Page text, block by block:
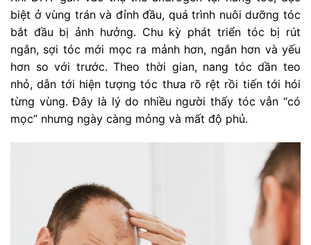
biệt ở vùng trán và đỉnh đầu, quá trình nuôi dưỡng tóc
bắt đầu bị ảnh hưởng. Chu kỳ phát triển tóc bị rút
ngắn, sợi tóc mới mọc ra mảnh hơn, ngắn hơn và yếu
hơn so với trước. Theo thời gian, nang tóc dần teo
nhỏ, dẫn tới hiện tượng tóc thưa rõ rệt rồi tiến tới hói
từng vùng. Đây là lý do nhiều người thấy tóc vẫn “có
mọc” nhưng ngày càng mỏng và mất độ phủ.